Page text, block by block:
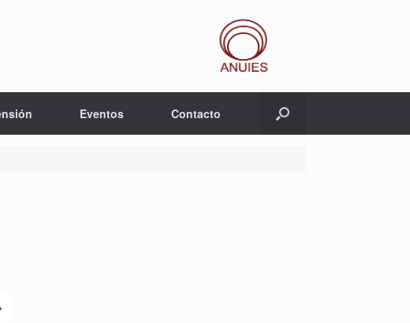
Eventos Contacto